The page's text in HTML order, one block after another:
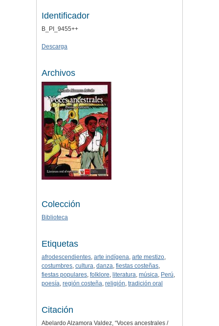
Identificador
B_PI_9455++
Descarga
Archivos
Colección
Biblioteca
Etiquetas
afrodescendientes, arte indígena, arte mestizo,
costumbres, cultura, danza, fiestas costeñas,
fiestas populares, folklore, literatura, música, Perú,
poesía, región costeña, religión, tradición oral
Citación
Abelardo Alzamora Valdez, “Voces ancestrales /